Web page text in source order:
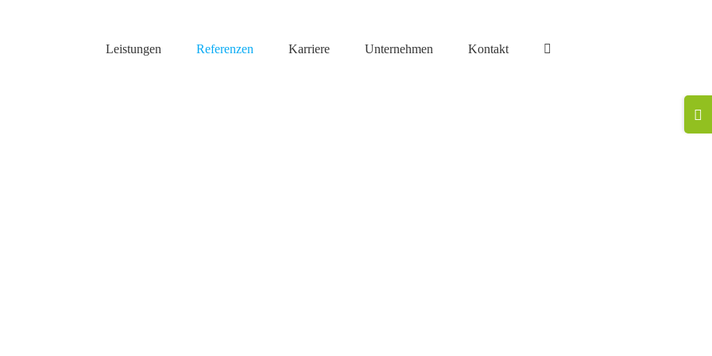
Leistungen Referenzen Karriere Unternehmen Kontakt
Bar